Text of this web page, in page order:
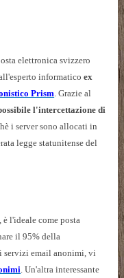
elettronica svizzero
informaticoex
Prism. Grazie al
l'intercettazione di
i server sono allocati in
legge statunitense del
l'ideale come posta
il 95% della
servizi email anonimi, vi
. Un'altra interessante